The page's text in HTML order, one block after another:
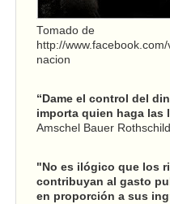
Tomado de
http://
nacion
“Dame el control del
importa quien haga las
Amschel Bauer Rothschild
"No es ilógico que los
contribuyan al gasto
en proporción a sus